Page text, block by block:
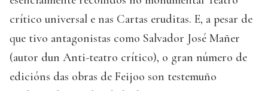
crítico universal e nas Cartas eruditas. E, a pesar de
que tivo antagonistas como Salvador José Mañer
(autor dun Anti-teatro crítico), o gran número de
edicións das obras de Feijoo son testemuño